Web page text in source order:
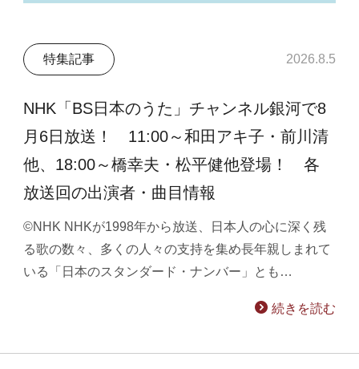
特集記事 2026.8.5
NHK「BS日本のうた」チャンネル銀河で8
月6日放送！ 11:00～和田アキ子・前川清
他、18:00～橋幸夫・松平健他登場！ 各
放送回の出演者・曲目情報
©NHK NHKが1998年から放送、日本人の心に深く残
る歌の数々、多くの人々の支持を集め長年親しまれて
いる「日本のスタンダード・ナンバー」とも…
続きを読む